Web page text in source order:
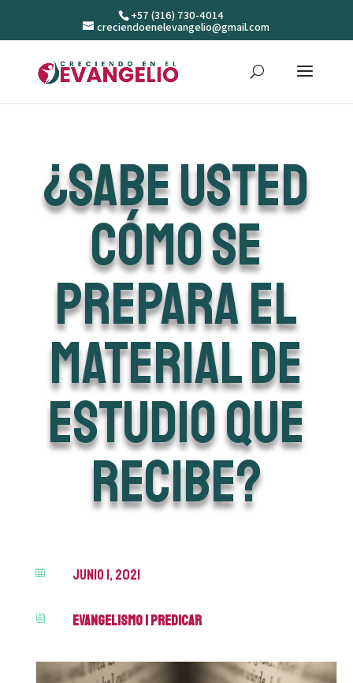
+57 (316) 730-4014
creciendoenelevangelio@gmail.com
¿Sabe usted
cómo se
prepara el
material de
estudio que
recibe?
 junio 1, 2021
i Evangelismo|Predicar